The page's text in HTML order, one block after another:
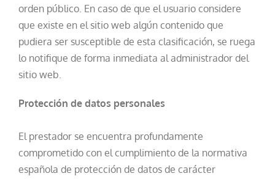
orden público. En caso de que el usuario considere
que existe en el sitio web algún contenido que
pudiera ser susceptible de esta clasificación, se ruega
lo notifique de forma inmediata al administrador del
sitio web.
Protección de datos personales
El prestador se encuentra profundamente
comprometido con el cumplimiento de la normativa
española de protección de datos de carácter